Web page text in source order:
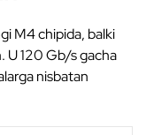
M4 chipida, balki
U 120 Gb/s gacha
nisbatan